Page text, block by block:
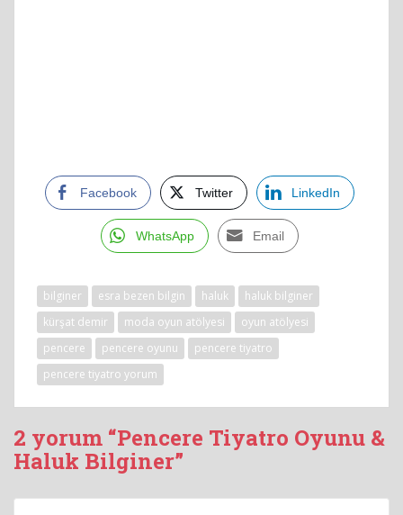
Facebook Twitter LinkedIn
WhatsApp Email
bilginer esra bezen bilgin haluk
haluk bilginer
kürşat demir
moda oyun atölyesi
oyun atölyesi
pencere
pencere oyunu
pencere tiyatro
pencere tiyatro yorum
2 yorum “Pencere Tiyatro Oyunu &
Haluk Bilginer”